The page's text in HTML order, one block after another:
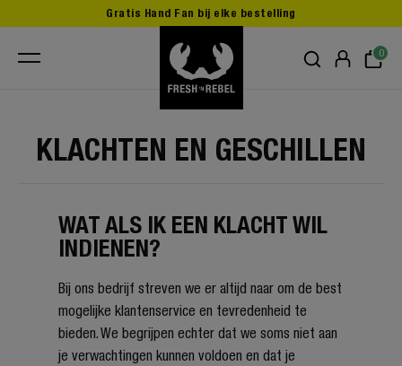
0
Gratis Hand Fan bij elke bestelling
KLACHTEN EN GESCHILLEN
WAT ALS IK EEN KLACHT WIL
INDIENEN?
Bij ons bedrijf streven we er altijd naar om de best
mogelijke klantenservice en tevredenheid te
bieden. We begrijpen echter dat we soms niet aan
je verwachtingen kunnen voldoen en dat je